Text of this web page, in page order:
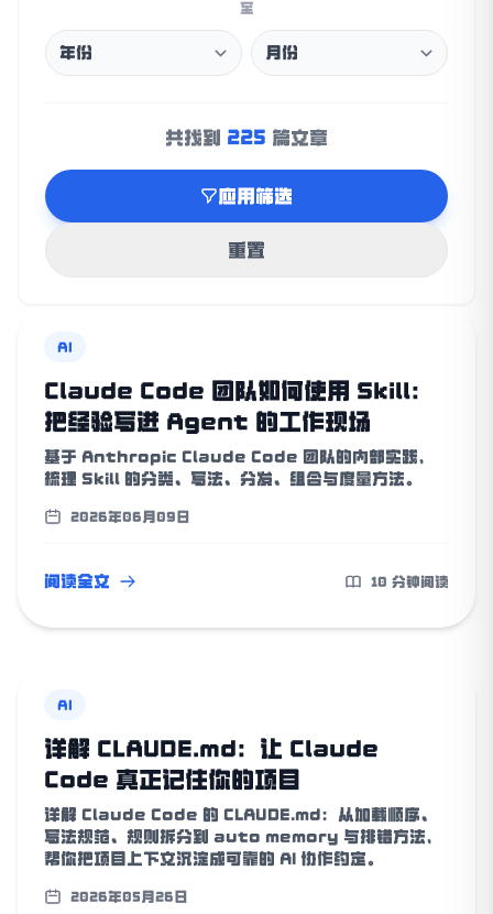
至
共找到 225 篇文章
应用筛选
重置
AI
Claude Code 团队如何使用 Skill：
把经验写进 Agent 的工作现场
基于 Anthropic Claude Code 团队的内部实践，
梳理 Skill 的分类、写法、分发、组合与度量方法。
2026年06月09日
阅读全文 10 分钟阅读
AI
详解 CLAUDE.md：让 Claude
Code 真正记住你的项目
详解 Claude Code 的 CLAUDE.md：从加载顺序、
写法规范、规则拆分到 auto memory 与排错方法，
帮你把项目上下文沉淀成可靠的 AI 协作约定。
2026年05月26日